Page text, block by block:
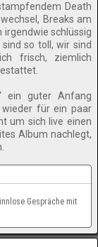
Death
Breaks am
irgendwie schlüssig
so toll, wir sind
frisch, ziemlich
ein guter Anfang
wieder für ein paar
um sich live einen
Album nachlegt,
Gespräche mit